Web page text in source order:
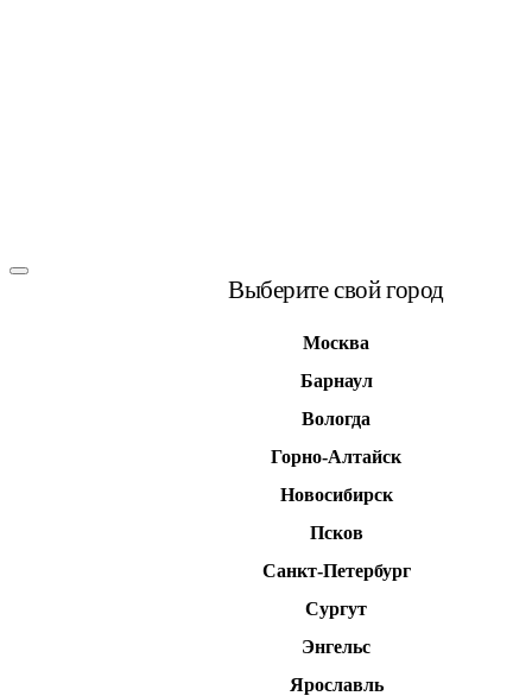
Выберите свой город
Москва
Барнаул
Вологда
Горно-Алтайск
Новосибирск
Псков
Санкт-Петербург
Сургут
Энгельс
Ярославль